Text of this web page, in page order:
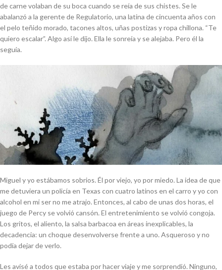
de carne volaban de su boca cuando se reía de sus chistes. Se le
abalanzó a la gerente de Regulatorio, una latina de cincuenta años con
el pelo teñido morado, tacones altos, uñas postizas y ropa chillona. “Te
quiero escalar”. Algo así le dijo. Ella le sonreía y se alejaba. Pero él la
seguía.
Miguel y yo estábamos sobrios. Él por viejo, yo por miedo. La idea de que
me detuviera un policía en Texas con cuatro latinos en el carro y yo con
alcohol en mi ser no me atrajo. Entonces, al cabo de unas dos horas, el
juego de Percy se volvió cansón. El entretenimiento se volvió congoja.
Los gritos, el aliento, la salsa barbacoa en áreas inexplicables, la
decadencia: un choque desenvolverse frente a uno. Asqueroso y no
podía dejar de verlo.
Les avisé a todos que estaba por hacer viaje y me sorprendió. Ninguno,